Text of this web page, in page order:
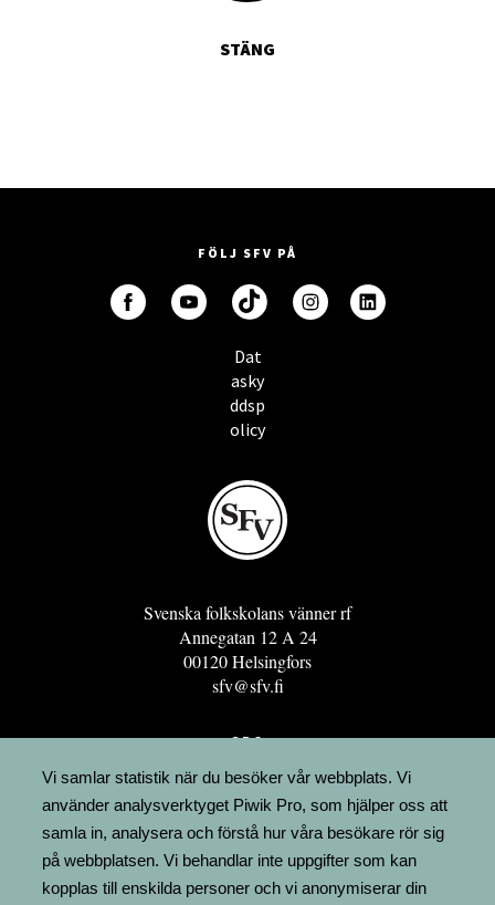
STÄNG
FÖLJ SFV PÅ
Dat
asky
ddsp
olicy
Svenska folkskolans vänner rf
Annegatan 12 A 24
00120 Helsingfors
sfv@sfv.fi
GRO
FÖRENINGSRESURSEN
MINNESRUNOR.FI
UPPSLAGSVERKET FINLAND
LÄGENHETER
FAKTURERING
Vi samlar statistik när du besöker vår webbplats. Vi
använder analysverktyget Piwik Pro, som hjälper oss att
samla in, analysera och förstå hur våra besökare rör sig
på webbplatsen. Vi behandlar inte uppgifter som kan
kopplas till enskilda personer och vi anonymiserar din